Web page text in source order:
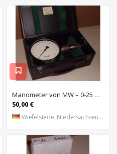
Manometer von MW – 0-25 bar
50,00 €
Wiefelstede, Niedersachsen, DE